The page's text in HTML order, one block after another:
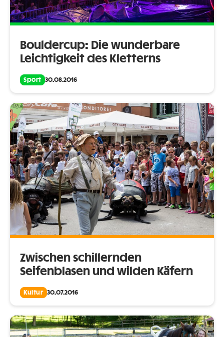
Bouldercup: Die wunderbare
Leichtigkeit des Kletterns
Sport 30.08.2016
Zwischen schillernden
Seifenblasen und wilden Käfern
Kultur 30.07.2016